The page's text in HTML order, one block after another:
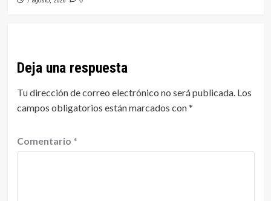
Deja una respuesta
Tu dirección de correo electrónico no será publicada. Los
campos obligatorios están marcados con*
Comentario *